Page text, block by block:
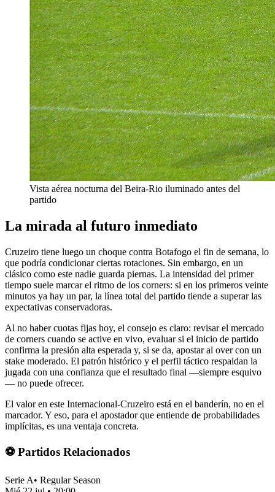
Vista aérea nocturna del Beira-Rio iluminado antes del
partido
La mirada al futuro inmediato
Cruzeiro tiene luego un choque contra Botafogo el fin de semana, lo
que podría condicionar ciertas rotaciones. Sin embargo, en un
clásico como este nadie guarda piernas. La intensidad del primer
tiempo suele marcar el ritmo de los corners: si en los primeros veinte
minutos ya hay un par, la línea total del partido tiende a superar las
expectativas conservadoras.
Al no haber cuotas fijas hoy, el consejo es claro: revisar el mercado
de corners cuando se active en vivo, evaluar si el inicio de partido
confirma la presión alta esperada y, si se da, apostar al over con un
stake moderado. El patrón histórico y el perfil táctico respaldan la
jugada con una confianza que el resultado final —siempre esquivo
— no puede ofrecer.
El valor en este Internacional-Cruzeiro está en el banderín, no en el
marcador. Y eso, para el apostador que entiende de probabilidades
implícitas, es una ventaja concreta.
⚽ Partidos Relacionados
Serie A• Regular Season